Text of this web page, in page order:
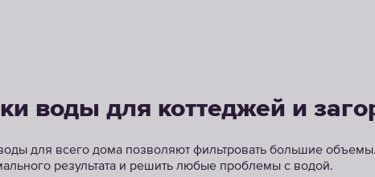
воды для коттеджей и
для всего дома позволяют фильтровать большие
результата и решить любые проблемы с водой.